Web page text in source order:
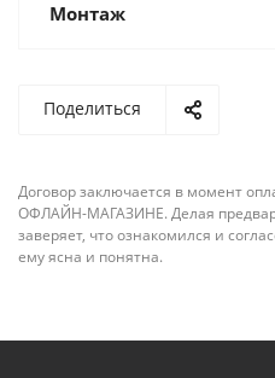
Монтаж
Поделиться
Договор заключается в момент
ОФЛАЙН-МАГАЗИНЕ. Делая
заверяет, что ознакомился и
ему ясна и понятна.